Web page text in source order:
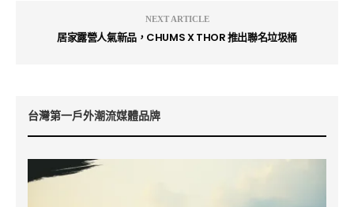
NEXT ARTICLE
居家露營人氣新品，CHUMS X THOR 推出聯名垃圾桶
台灣第一戶外潮流媒體品牌